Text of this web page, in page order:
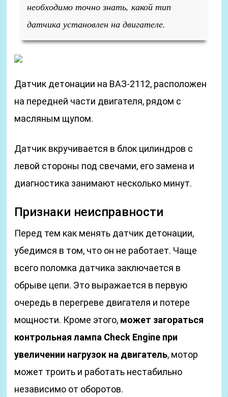
необходимо точно знать, какой тип
датчика установлен на двигателе.
Датчик детонации на ВАЗ-2112, расположен
на передней части двигателя, рядом с
масляным щупом.
Датчик вкручивается в блок цилиндров с
левой стороны под свечами, его замена и
диагностика занимают несколько минут.
Признаки неисправности
Перед тем как менять датчик детонации,
убедимся в том, что он не работает. Чаще
всего поломка датчика заключается в
обрыве цепи. Это выражается в первую
очередь в перегреве двигателя и потере
мощности. Кроме этого, может загораться
контрольная лампа Check Engine при
увеличении нагрузок на двигатель, мотор
может троить и работать нестабильно
независимо от оборотов.